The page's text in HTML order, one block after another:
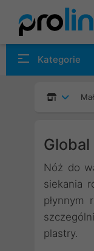
Kategorie
Nóż do
siekania
płynnym
plastry.